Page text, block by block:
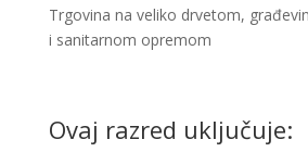
Trgovina na veliko drvetom,
i sanitarnom opremom ​​
Ovaj razred uključuje: